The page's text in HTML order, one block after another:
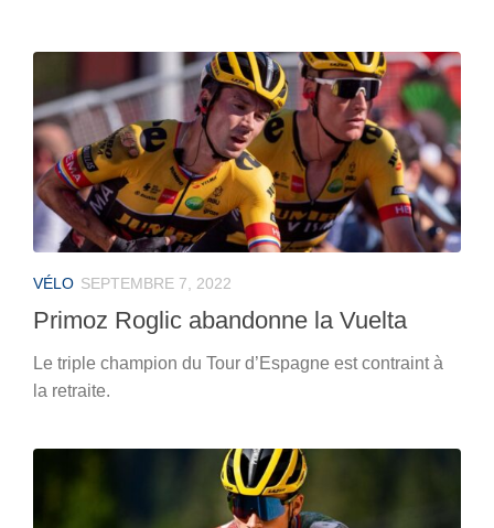
VÉLO SEPTEMBRE 7, 2022
Primoz Roglic abandonne la Vuelta
Le triple champion du Tour d’Espagne est contraint à
la retraite.